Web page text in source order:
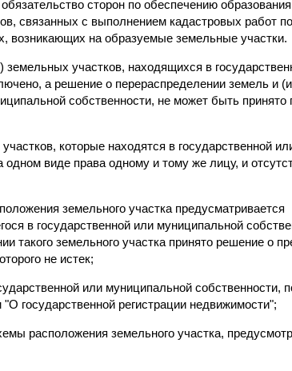
сторон по обеспечению
связанных с выполнением кадастровых работ
возникающих на образуемые земельные участки.
участков, находящихся в
а решение о перераспределении земель и
собственности, не может быть принято
которые находятся в государственной
виде права одному и тому же лицу, и
земельного участка предусматривается
в государственной или муниципальной
такого земельного участка принято решение о
не истек;
или муниципальной собственности,
государственной регистрации недвижимости";
расположения земельного участка,